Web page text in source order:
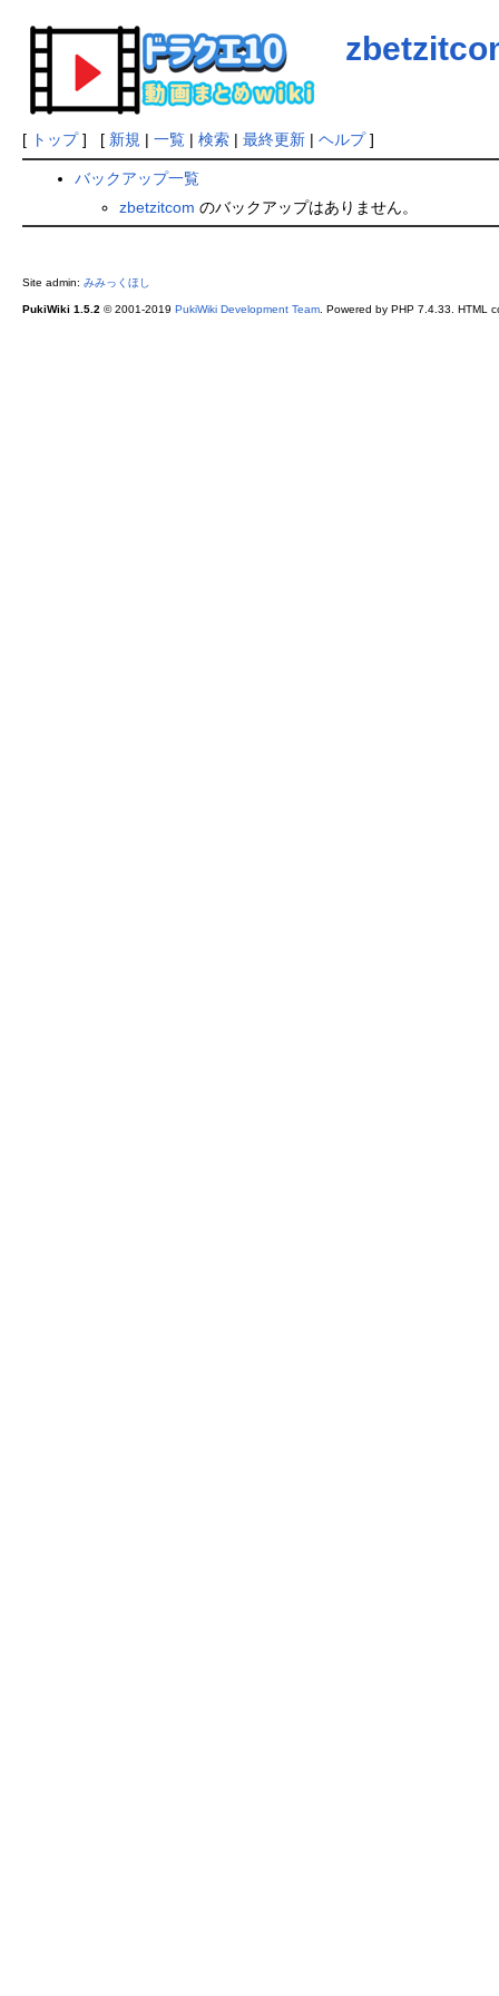
[ トップ] [ 新規 | 一覧| 検索| 最終更新| ヘルプ]
バックアップ一覧
zbetzitcom のバックアップはありません。
Site admin: みみっくほし
PukiWiki 1.5.2 © 2001-2019 PukiWiki Development Team. Powered by PHP 7.4.33. HTML